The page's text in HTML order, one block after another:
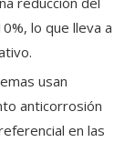
lo que lleva a
usan
anticorrosión
en las